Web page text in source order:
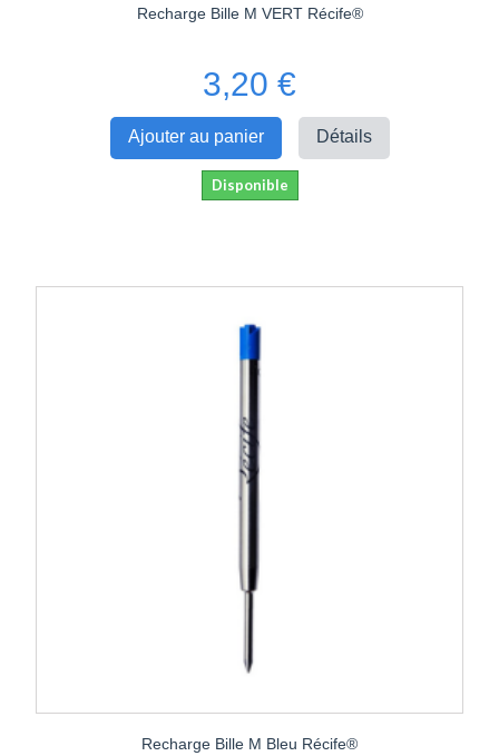
Recharge Bille M VERT Récife®
3,20 €
Ajouter au panier Détails
Disponible
Recharge Bille M Bleu Récife®